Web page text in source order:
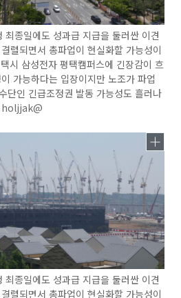
종일에도 성과급 지급을 둘러싼 이견
렬되면서 총파업이 현실화할 가능성이
시 삼성전자 평택캠퍼스에 긴장감이 흐
가능하다는 입장이지만 노조가 파업
단인 긴급조정권 발동 가능성도 흘러나
holjjak@
종일에도 성과급 지급을 둘러싼 이견
렬되면서 총파업이 현실화할 가능성이